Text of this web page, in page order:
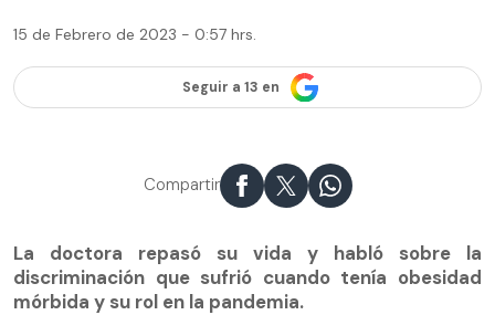
15 de Febrero de 2023 - 0:57 hrs.
Seguir a 13 en
Compartir
La doctora repasó su vida y habló sobre la
discriminación que sufrió cuando tenía obesidad
mórbida y su rol en la pandemia.